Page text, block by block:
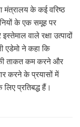
मंत्रालय के कई वरिष्ठ
के एक समूह पर
वाले रक्षा उत्पादों
एडेमो ने कहा कि
ताकत कम करने और
करने के प्रयासों में
प्रतिबद्ध हैं।